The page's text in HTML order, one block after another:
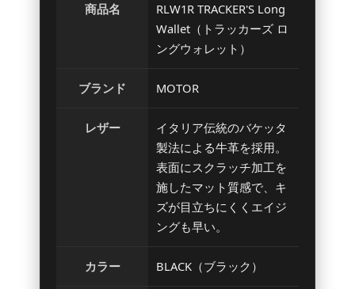
商品名
RLW1R TRACKER'S Long
Wallet（トラッカーズ ロ
ングウォレット）
ブランド MOTOR
レザー
イタリア伝統のバケッタ
製法による牛革を採用。
表面にスクラッチ加工を
施したマット質感で、キ
ズが目立ちにくくエイジ
ングも早い。
カラー BLACK（ブラック）